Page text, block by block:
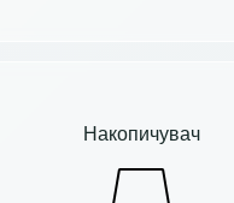
Накопичувач